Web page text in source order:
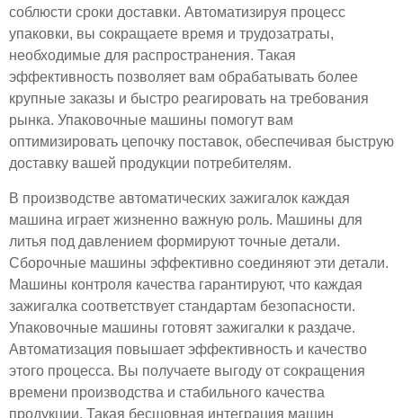
соблюсти сроки доставки. Автоматизируя процесс
упаковки, вы сокращаете время и трудозатраты,
необходимые для распространения. Такая
эффективность позволяет вам обрабатывать более
крупные заказы и быстро реагировать на требования
рынка. Упаковочные машины помогут вам
оптимизировать цепочку поставок, обеспечивая быструю
доставку вашей продукции потребителям.
В производстве автоматических зажигалок каждая
машина играет жизненно важную роль. Машины для
литья под давлением формируют точные детали.
Сборочные машины эффективно соединяют эти детали.
Машины контроля качества гарантируют, что каждая
зажигалка соответствует стандартам безопасности.
Упаковочные машины готовят зажигалки к раздаче.
Автоматизация повышает эффективность и качество
этого процесса. Вы получаете выгоду от сокращения
времени производства и стабильного качества
продукции. Такая бесшовная интеграция машин